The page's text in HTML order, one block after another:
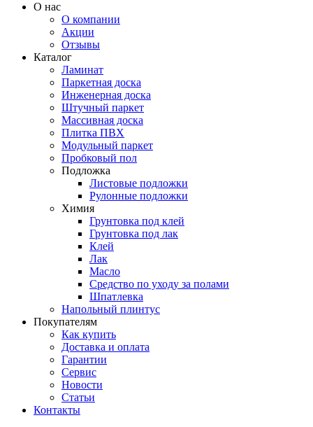
О нас
О компании
Акции
Отзывы
Каталог
Ламинат
Паркетная доска
Инженерная доска
Штучный паркет
Массивная доска
Плитка ПВХ
Модульный паркет
Пробковый пол
Подложка
Листовые подложки
Рулонные подложки
Химия
Грунтовка под клей
Грунтовка под лак
Клей
Лак
Масло
Средство по уходу за полами
Шпатлевка
Напольный плинтус
Покупателям
Как купить
Доставка и оплата
Гарантии
Сервис
Новости
Статьи
Контакты